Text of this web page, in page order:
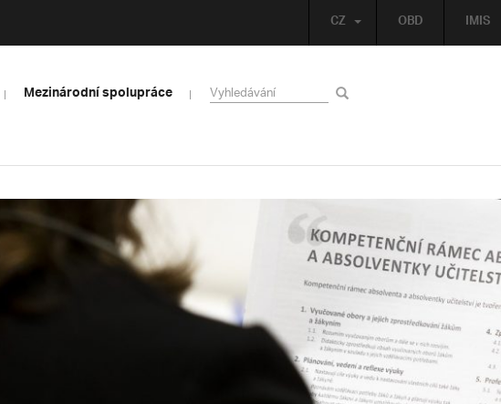
OBD IMIS
CZ
Mezinárodní spolupráce